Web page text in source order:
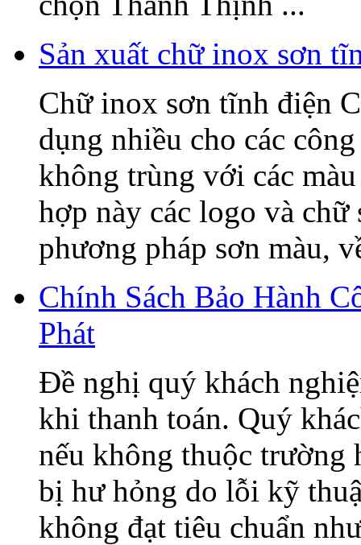
Sản xuất chữ inox sơn
Chữ inox sơn tĩnh điện
dụng nhiều cho các
không trùng với các
hợp này các logo và chữ
phương pháp sơn màu,
Chính Sách Bảo Hành
Phát
Đề nghị quý khách
khi thanh toán. Quý
nếu không thuộc trường
bị hư hỏng do lỗi kỹ
không đạt tiêu chuẩn